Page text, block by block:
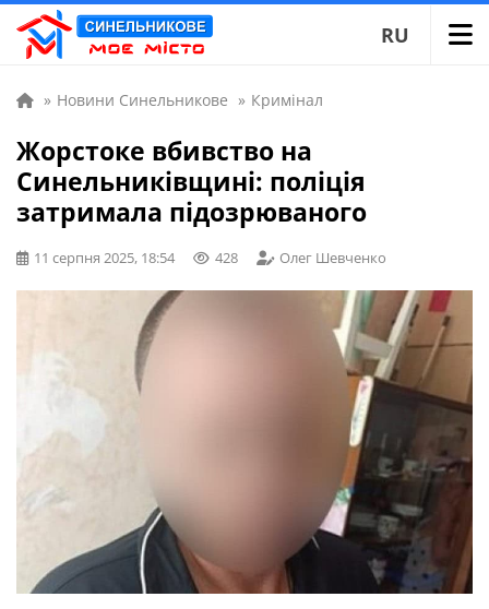
RU
» Новини Синельникове » Кримінал
Жорстоке вбивство на
Синельниківщині: поліція
затримала підозрюваного
11 серпня 2025, 18:54 428 Олег Шевченко